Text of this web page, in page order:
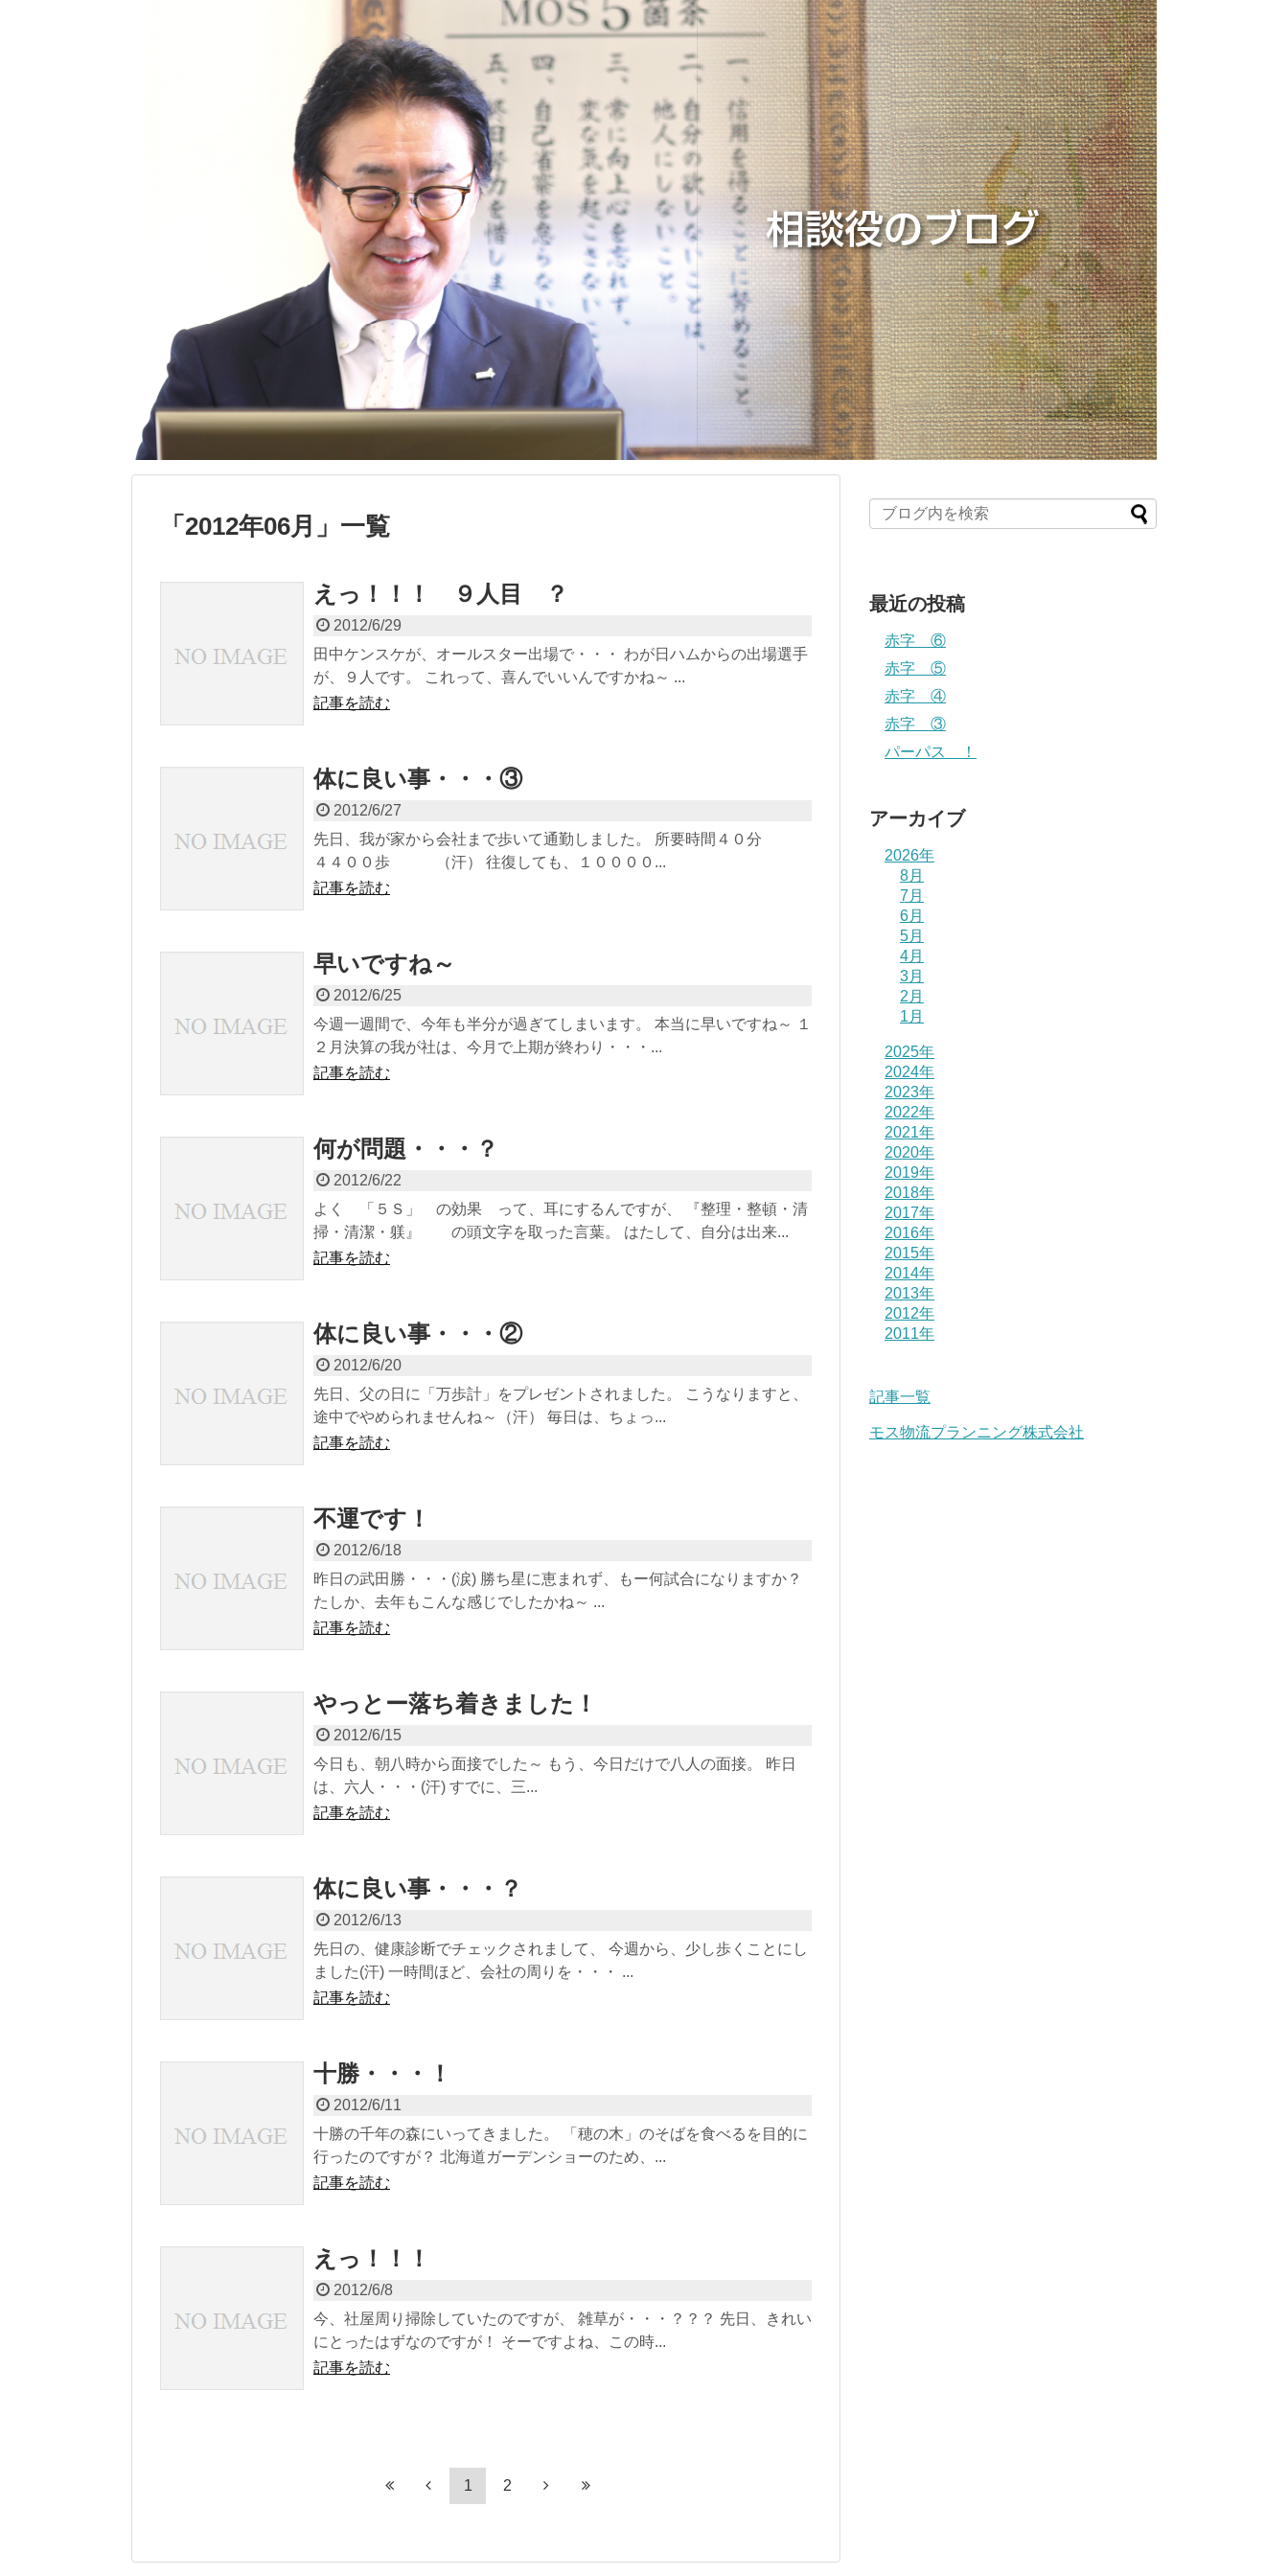
「 2012年06月 」 一覧
えっ！！！ ９人目 ？
2012/6/29
田中ケンスケが、オールスター出場で・・・ わが日ハムからの出場選手
が、９人です。 これって、喜んでいいんですかね～ ...
記事を読む
体に良い事・・・③
2012/6/27
先日、我が家から会社まで歩いて通勤しました。 所要時間４０分
４４００歩 （汗） 往復しても、１００００...
記事を読む
早いですね～
2012/6/25
今週一週間で、今年も半分が過ぎてしまいます。 本当に早いですね～ １
２月決算の我が社は、今月で上期が終わり・・・...
記事を読む
何が問題・・・？
2012/6/22
よく 「５Ｓ」 の効果 って、耳にするんですが、 『整理・整頓・清
掃・清潔・躾』 の頭文字を取った言葉。 はたして、自分は出来...
記事を読む
体に良い事・・・②
2012/6/20
先日、父の日に「万歩計」をプレゼントされました。 こうなりますと、
途中でやめられませんね～（汗） 毎日は、ちょっ...
記事を読む
不運です！
2012/6/18
昨日の武田勝・・・(涙) 勝ち星に恵まれず、もー何試合になりますか？
たしか、去年もこんな感じでしたかね～ ...
記事を読む
やっとー落ち着きました！
2012/6/15
今日も、朝八時から面接でした～ もう、今日だけで八人の面接。 昨日
は、六人・・・(汗) すでに、三...
記事を読む
体に良い事・・・？
2012/6/13
先日の、健康診断でチェックされまして、 今週から、少し歩くことにし
ました(汗) 一時間ほど、会社の周りを・・・ ...
記事を読む
十勝・・・！
2012/6/11
十勝の千年の森にいってきました。 「穂の木」のそばを食べるを目的に
行ったのですが？ 北海道ガーデンショーのため、...
記事を読む
えっ！！！
2012/6/8
今、社屋周り掃除していたのですが、 雑草が・・・？？？ 先日、きれい
にとったはずなのですが！ そーですよね、この時...
記事を読む
1 2
最近の投稿
赤字 ⑥
赤字 ⑤
赤字 ④
赤字 ③
パーパス ！
アーカイブ
2026年
8月
7月
6月
5月
4月
3月
2月
1月
2025年
2024年
2023年
2022年
2021年
2020年
2019年
2018年
2017年
2016年
2015年
2014年
2013年
2012年
2011年
記事一覧
モス物流プランニング株式会社